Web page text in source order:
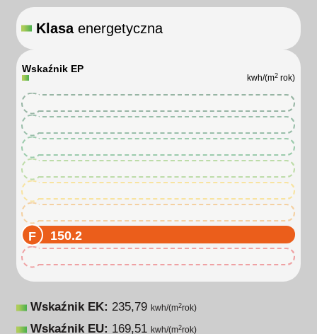
Klasaenergetyczna
Wskaźnik EP
kwh/(m2 rok)
150.2
Wskaźnik EK: 235,79 kwh/(m2rok)
Wskaźnik EU: 169,51 kwh/(m2rok)